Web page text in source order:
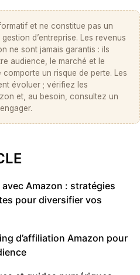
et ne constitue pas un
d’entreprise. Les revenus
ne sont jamais garantis : ils
audience, le marché et le
un risque de perte. Les
évoluer ; vérifiez les
et, au besoin, consultez un
avec Amazon : stratégies
pour diversifier vos
d’affiliation Amazon pour